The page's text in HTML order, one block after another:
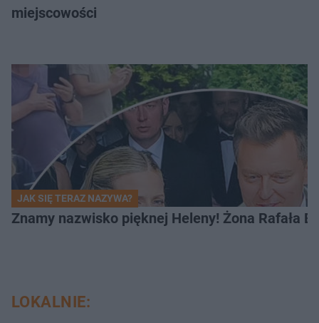
miejscowości
JAK SIĘ TERAZ NAZYWA?
Znamy nazwisko pięknej Heleny! Żona Rafała
LOKALNIE: